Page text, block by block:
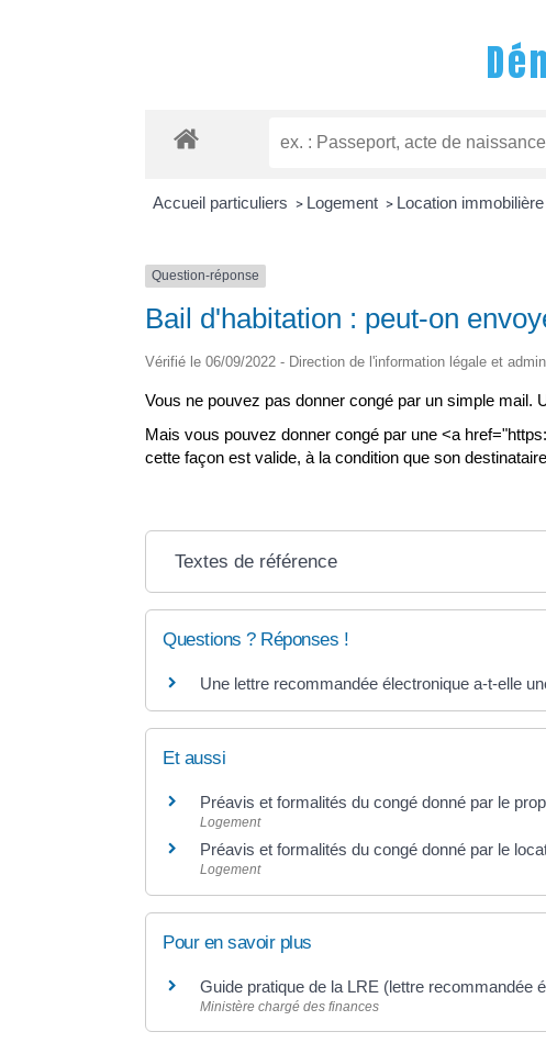
Accueil particuliers > Logement > Location
Question-réponse
Bail d'habitation : peut-on
Vérifié le 06/09/2022 - Direction de l'information légale et
Vous ne pouvez pas donner congé par un simple mail.
Mais vous pouvez donner congé par une <a
cette façon est valide, à la condition que son
Textes de référence
Questions ? Réponses !
Une lettre recommandée électronique a-t-elle
Et aussi
Préavis et formalités du congé donné par le
Logement
Préavis et formalités du congé donné par le
Logement
Pour en savoir plus
Guide pratique de la LRE (lettre recommandée
Ministère chargé des finances